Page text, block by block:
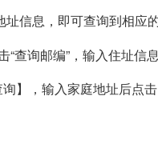
信息，即可查询到相应的
查询邮编”，输入住址信息
，输入家庭地址后点击